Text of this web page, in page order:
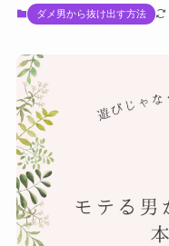
ダメ男から抜け出す方法